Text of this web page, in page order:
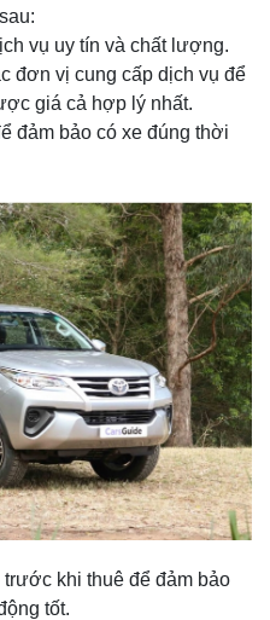
vụ uy tín và chất lượng.
đơn vị cung cấp dịch vụ để
giá cả hợp lý nhất.
đảm bảo có xe đúng thời
khi thuê để đảm bảo
tốt.